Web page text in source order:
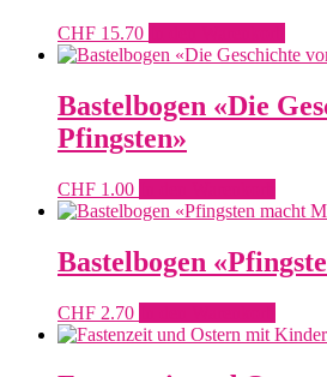
CHF 15.70
Bastelbogen «Die
Pfingsten»
CHF 1.00
Bastelbogen
CHF 2.70